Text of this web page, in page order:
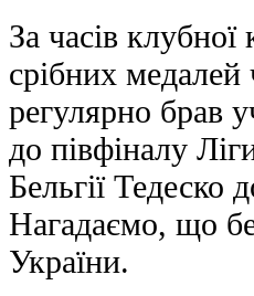
За часів
срібних медалей
регулярно брав
до півфіналу
Бельгії Тедеско
Нагадаємо, що
України.